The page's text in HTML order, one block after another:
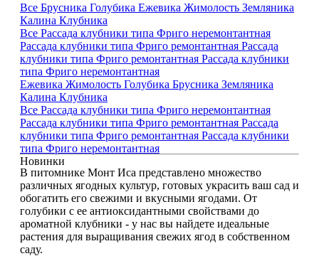
Все Брусника Голубика Ежевика Жимолость Земляника
Калина Клубника
Все Рассада клубники типа Фриго неремонтантная
Рассада клубники типа Фриго ремонтантная Рассада
клубники типа Фриго ремонтантная Рассада клубники
типа Фриго неремонтантная
Ежевика Жимолость Голубика Брусника Земляника
Калина Клубника
Все Рассада клубники типа Фриго неремонтантная
Рассада клубники типа Фриго ремонтантная Рассада
клубники типа Фриго ремонтантная Рассада клубники
типа Фриго неремонтантная
Новинки
В питомнике Монт Иса представлено множество
различных ягодных культур, готовых украсить ваш сад и
обогатить его свежими и вкусными ягодами. От
голубики с ее антиоксидантными свойствами до
ароматной клубники - у нас вы найдете идеальные
растения для выращивания свежих ягод в собственном
саду.